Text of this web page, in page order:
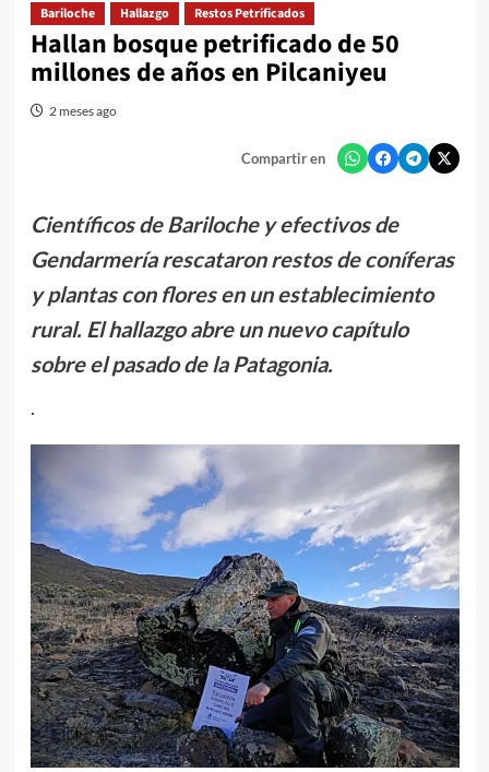
Bariloche Hallazgo Restos Petrificados
Hallan bosque petrificado de 50
millones de años en Pilcaniyeu
2 meses ago
Compartir en
Científicos de Bariloche y efectivos de
Gendarmería rescataron restos de coníferas
y plantas con flores en un establecimiento
rural. El hallazgo abre un nuevo capítulo
sobre el pasado de la Patagonia.
.